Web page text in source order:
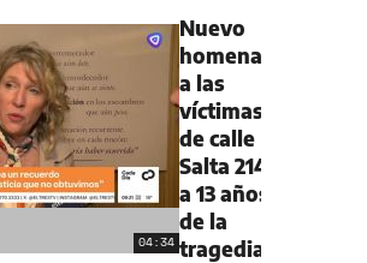
04:34
Nuevo
homenaje
a las
víctimas
de calle
Salta 2141
a 13 años
de la
tragedia